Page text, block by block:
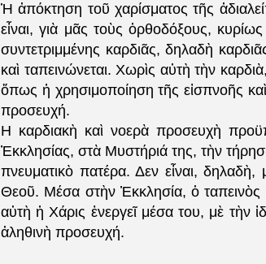
Ἡ ἀπόκτηση τοῦ χαρίσματος τῆς
εἶναι, γιὰ μᾶς τοὺς ὀρθοδόξους,
συντετριμμένης καρδιᾶς, δηλαδὴ
καὶ ταπεινώνεται. Χωρὶς αὐτὴ τὴν
ὅπως ἡ χρησιμοποίηση τῆς εἰσπνοῆς
προσευχή.
Η καρδιακὴ καὶ νοερὰ προσευχὴ
Ἐκκλησίας, στὰ Μυστήριά της, τὴν
πνευματικὸ πατέρα. Δεν εἶναι, δηλαδὴ,
Θεοῦ. Μέσα στὴν Ἐκκλησία, ὁ ταπεινὸς
αὐτὴ ἡ Χάρις ἐνεργεῖ μέσα του, μὲ τὴν
ἀληθινὴ προσευχή.